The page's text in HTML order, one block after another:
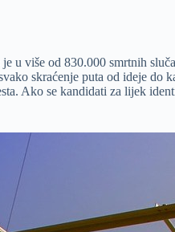
u više od 830.000 smrtnih
skraćenje puta od ideje do
Ako se kandidati za lijek